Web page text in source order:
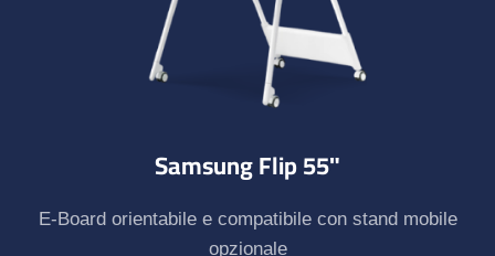
Samsung Flip 55"
E-Board orientabile e compatibile con stand mobile
opzionale